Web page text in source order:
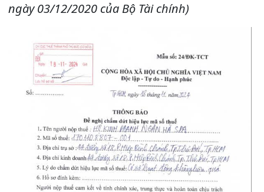
ngày 03/12/2020 của Bộ Tài chính)